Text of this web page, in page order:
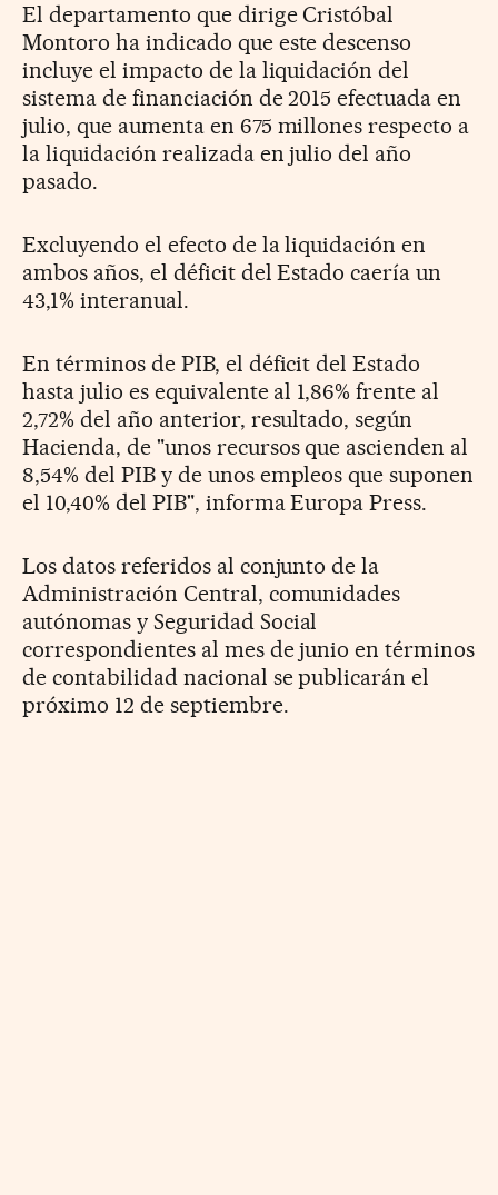
El departamento que dirige Cristóbal
Montoro ha indicado que este descenso
incluye el impacto de la liquidación del
sistema de financiación de 2015 efectuada en
julio, que aumenta en 675 millones respecto a
la liquidación realizada en julio del año
pasado.
Excluyendo el efecto de la liquidación en
ambos años, el déficit del Estado caería un
43,1% interanual.
En términos de PIB, el déficit del Estado
hasta julio es equivalente al 1,86% frente al
2,72% del año anterior, resultado, según
Hacienda, de "unos recursos que ascienden al
8,54% del PIB y de unos empleos que suponen
el 10,40% del PIB", informa Europa Press.
Los datos referidos al conjunto de la
Administración Central, comunidades
autónomas y Seguridad Social
correspondientes al mes de junio en términos
de contabilidad nacional se publicarán el
próximo 12 de septiembre.